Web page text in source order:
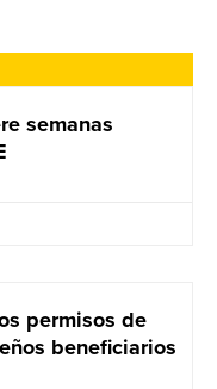
semanas
permisos de
beneficiarios